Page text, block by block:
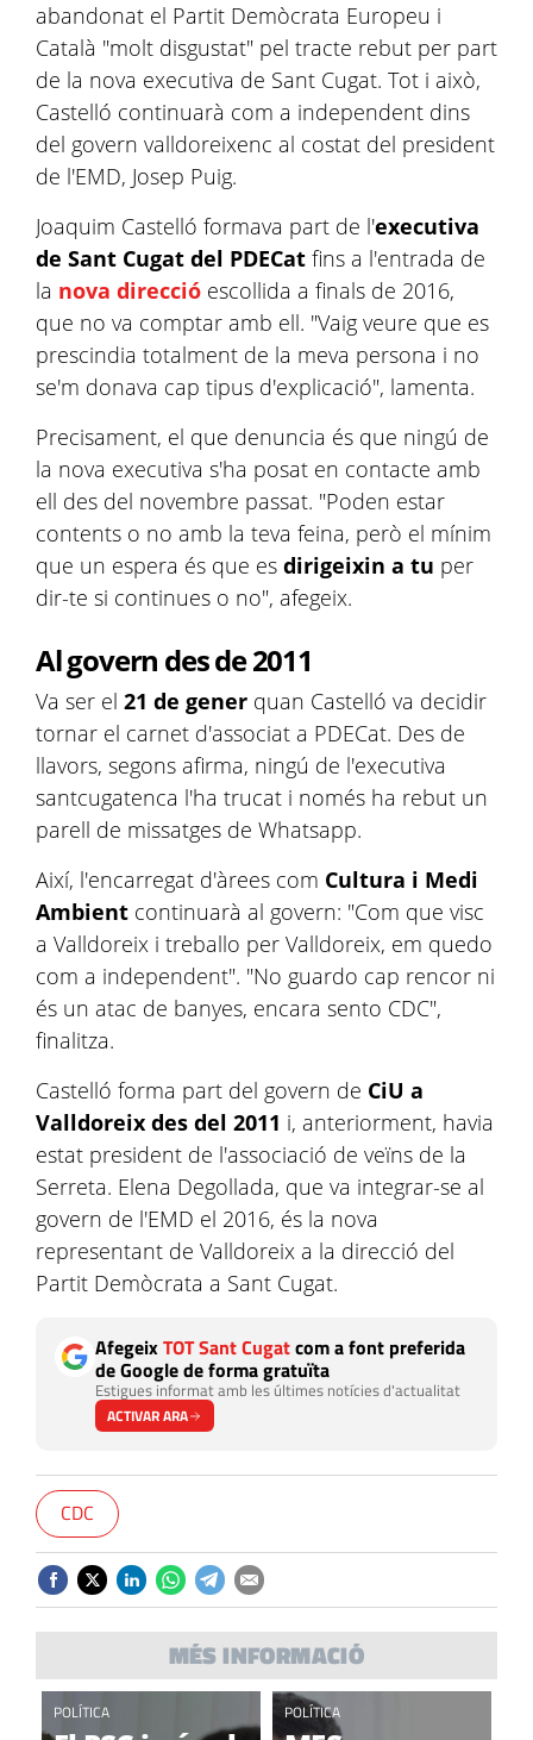
abandonat el Partit Demòcrata Europeu i
Català "molt disgustat" pel tracte rebut per part
de la nova executiva de Sant Cugat. Tot i això,
Castelló continuarà com a independent dins
del govern valldoreixenc al costat del president
de l'EMD, Josep Puig.
Joaquim Castelló formava part de l'executiva
de Sant Cugat del PDECat fins a l'entrada de
la nova direcció escollida a finals de 2016,
que no va comptar amb ell. "Vaig veure que es
prescindia totalment de la meva persona i no
se'm donava cap tipus d'explicació", lamenta.
Precisament, el que denuncia és que ningú de
la nova executiva s'ha posat en contacte amb
ell des del novembre passat. "Poden estar
contents o no amb la teva feina, però el mínim
que un espera és que es dirigeixin a tu per
dir-te si continues o no", afegeix.
Al govern des de 2011
Va ser el 21 de gener quan Castelló va decidir
tornar el carnet d'associat a PDECat. Des de
llavors, segons afirma, ningú de l'executiva
santcugatenca l'ha trucat i només ha rebut un
parell de missatges de Whatsapp.
Així, l'encarregat d'àrees com Cultura i Medi
Ambient continuarà al govern: "Com que visc
a Valldoreix i treballo per Valldoreix, em quedo
com a independent". "No guardo cap rencor ni
és un atac de banyes, encara sento CDC",
finalitza.
Castelló forma part del govern de CiU a
Valldoreix des del 2011 i, anteriorment, havia
estat president de l'associació de veïns de la
Serreta. Elena Degollada, que va integrar-se al
govern de l'EMD el 2016, és la nova
representant de Valldoreix a la direcció del
Partit Demòcrata a Sant Cugat.
AfegeixTOT Sant Cugatcom a font preferida
de Google de forma gratuïta
Estigues informat amb les últimes notícies d'actualitat
ACTIVAR ARA
CDC
MÉS INFORMACIÓ
POLÍTICA POLÍTICA